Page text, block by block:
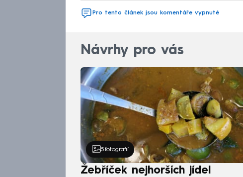
Pro tento článek jsou komentáře vypnuté
Návrhy pro vás
5 fotografií
Žebříček nejhorších jídel